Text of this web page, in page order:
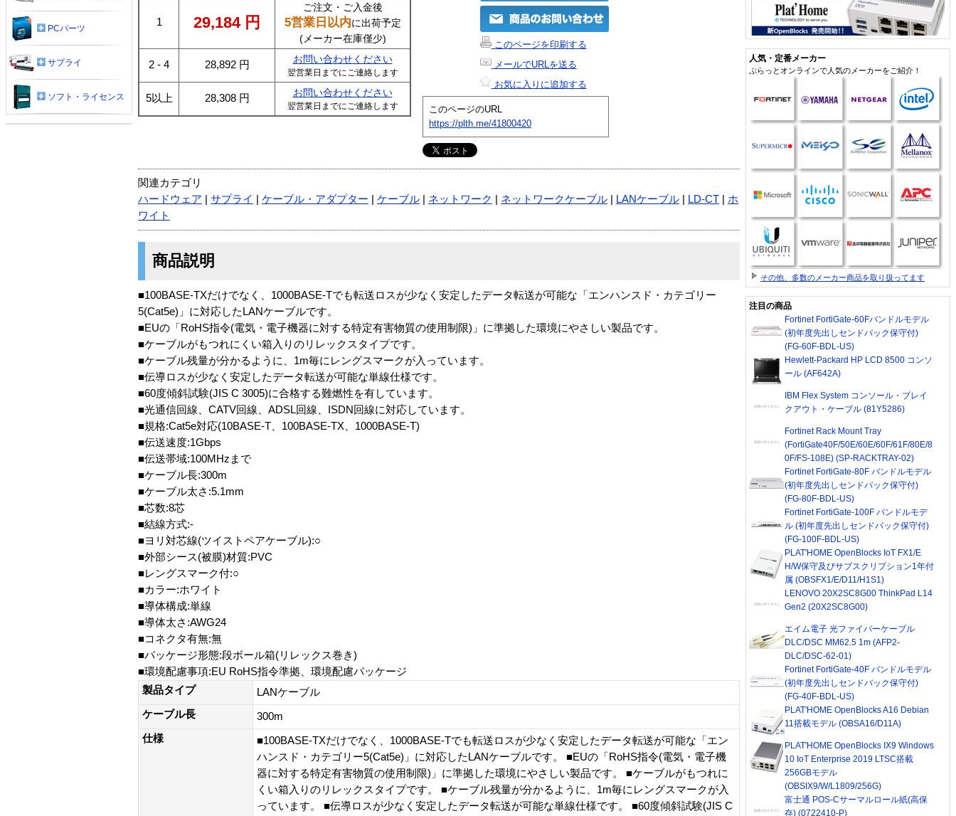
1 29,184 円
ご注文・ご入金後
5営業日以内に出荷予定
(メーカー在庫僅少)
2 - 4 28,892 円 お問い合わせください
翌営業日までにご連絡します
5以上 28,308 円 お問い合わせください
翌営業日までにご連絡します
このページを印刷する
メールでURLを送る
お気に入りに追加する
このページのURL
https://plth.me/41800420
関連カテゴリ
ハードウェア
サプライ ケーブル・アダプター ケーブル ネットワーク ネットワークケーブル LANケーブル LD-CT
ホ
ワイト
商品説明
■100BASE-TXだけでなく、1000BASE-Tでも転送ロスが少なく安定したデータ転送が可能な「エンハンスド・カテゴリー
5(Cat5e)」に対応したLANケーブルです。
■EUの「RoHS指令(電気・電子機器に対する特定有害物質の使用制限)」に準拠した環境にやさしい製品です。
■ケーブルがもつれにくい箱入りのリレックスタイプです。
■ケーブル残量が分かるように、1m毎にレングスマークが入っています。
■伝導ロスが少なく安定したデータ転送が可能な単線仕様です。
■60度傾斜試験(JIS C 3005)に合格する難燃性を有しています。
■光通信回線、CATV回線、ADSL回線、ISDN回線に対応しています。
■規格:Cat5e対応(10BASE-T、100BASE-TX、1000BASE-T)
■伝送速度:1Gbps
■伝送帯域:100MHzまで
■ケーブル長:300m
■ケーブル太さ:5.1mm
■芯数:8芯
■結線方式:-
■ヨリ対芯線(ツイストペアケーブル):○
■外部シース(被膜)材質:PVC
■レングスマーク付:○
■カラー:ホワイト
■導体構成:単線
■導体太さ:AWG24
■コネクタ有無:無
■パッケージ形態:段ボール箱(リレックス巻き)
■環境配慮事項:EU RoHS指令準拠、環境配慮パッケージ
製品タイプ
LANケーブル
ケーブル長
300m
仕様
■100BASE-TXだけでなく、1000BASE-Tでも転送ロスが少なく安定したデータ転送が可能な「エン
ハンスド・カテゴリー5(Cat5e)」に対応したLANケーブルです。 ■EUの「RoHS指令(電気・電子機
器に対する特定有害物質の使用制限)」に準拠した環境にやさしい製品です。 ■ケーブルがもつれに
くい箱入りのリレックスタイプです。 ■ケーブル残量が分かるように、1m毎にレングスマークが入
っています。 ■伝導ロスが少なく安定したデータ転送が可能な単線仕様です。 ■60度傾斜試験(JIS C
PCパーツ
サプライ
ソフト・ライセンス
人気・定番メーカー
ぷらっとオンラインで人気のメーカーをご紹介！
その他、多数のメーカー商品を取り扱ってます
注目の商品
Fortinet FortiGate-60Fバンドルモデル
(初年度先出しセンドバック保守付)
(FG-60F-BDL-US)
Hewlett-Packard HP LCD 8500 コンソ
ール (AF642A)
IBM Flex System コンソール・ブレイ
クアウト・ケーブル (81Y5286)
Fortinet Rack Mount Tray
(FortiGate40F/50E/60E/60F/61F/80E/8
0F/FS-108E) (SP-RACKTRAY-02)
Fortinet FortiGate-80F バンドルモデル
(初年度先出しセンドバック保守付)
(FG-80F-BDL-US)
Fortinet FortiGate-100F バンドルモデ
ル (初年度先出しセンドバック保守付)
(FG-100F-BDL-US)
PLAT'HOME OpenBlocks IoT FX1/E
H/W保守及びサブスクリプション1年付
属 (OBSFX1/E/D11/H1S1)
LENOVO 20X2SC8G00 ThinkPad L14
Gen2 (20X2SC8G00)
エイム電子 光ファイバーケーブル
DLC/DSC MM62.5 1m (AFP2-
DLC/DSC-62-01)
Fortinet FortiGate-40F バンドルモデル
(初年度先出しセンドバック保守付)
(FG-40F-BDL-US)
PLAT'HOME OpenBlocks A16 Debian
11搭載モデル (OBSA16/D11A)
PLAT'HOME OpenBlocks IX9 Windows
10 IoT Enterprise 2019 LTSC搭載
256GBモデル
(OBSIX9/W/L1809/256G)
富士通 POS-Cサーマルロール紙(高保
存) (0722410-P)